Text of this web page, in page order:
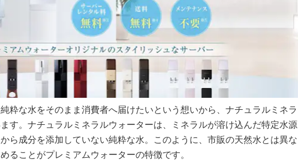
粋な水をそのまま消費者へ届けたいという想いから、ナチュラルミネラ
す。ナチュラルミネラルウォーターは、ミネラルが溶け込んだ特定水源
ら成分を添加していない純粋な水。このように、市販の天然水とは異な
ることがプレミアムウォーターの特徴です。